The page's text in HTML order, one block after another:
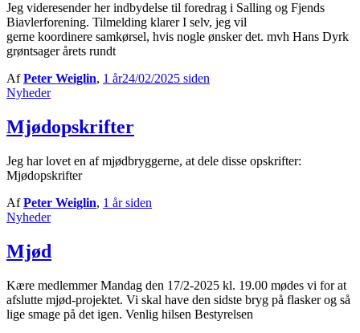
Jeg videresender her indbydelse til foredrag i Salling og Fjends
Biavlerforening. Tilmelding klarer I selv, jeg vil
gerne koordinere samkørsel, hvis nogle ønsker det. mvh Hans Dyrk
grøntsager årets rundt
AfPeter Weiglin, 1 år24/02/2025 siden
Nyheder
Mjødopskrifter
Jeg har lovet en af mjødbryggerne, at dele disse opskrifter:
Mjødopskrifter
AfPeter Weiglin, 1 årsiden
Nyheder
Mjød
Kære medlemmer Mandag den 17/2-2025 kl. 19.00 mødes vi for at
afslutte mjød-projektet. Vi skal have den sidste bryg på flasker og så
lige smage på det igen. Venlig hilsen Bestyrelsen